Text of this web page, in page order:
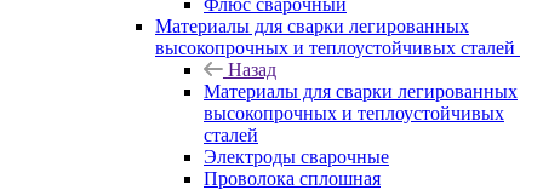
Флюс сварочный
Материалы для сварки легированных
высокопрочных и теплоустойчивых сталей
Назад
Материалы для сварки легированных
высокопрочных и теплоустойчивых
сталей
Электроды сварочные
Проволока сплошная